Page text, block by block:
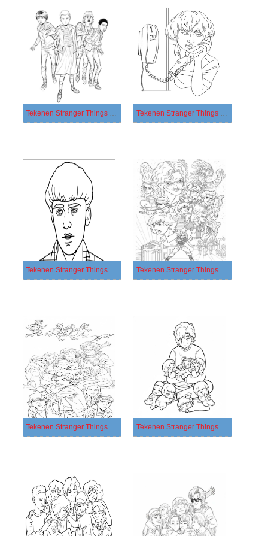
Tekenen Stranger Things gratis basis Tekenen Stranger Things gratis eenvoudig
Tekenen Stranger Things gratis simpel Tekenen Stranger Things gratis voor kinderen
Tekenen Stranger Things gratis Tekenen Stranger Things simpel